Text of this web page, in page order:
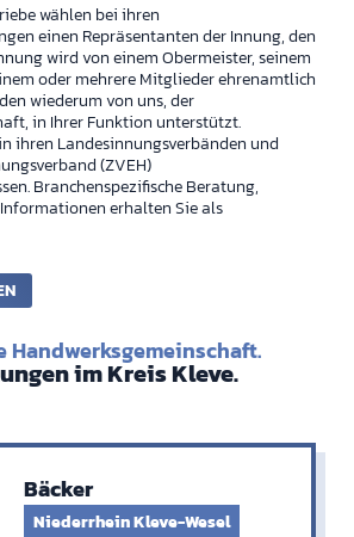
wählen bei ihren
einen Repräsentanten der Innung, den
wird von einem Obermeister, seinem
oder mehrere Mitglieder ehrenamtlich
wiederum von uns, der
in Ihrer Funktion unterstützt.
ihren Landesinnungsverbänden und
(ZVEH)
Branchenspezifische Beratung,
erhalten Sie als
Handwerksgemeinschaft.
im Kreis Kleve.
Bäcker
Niederrhein Kleve-Wesel